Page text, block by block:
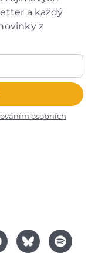
a každý
z
osobních